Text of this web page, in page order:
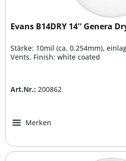
Evans B14DRY 14'' Genera
Stärke: 10mil (ca. 0.254mm),
Vents, Finish: white coated
Art.Nr.: 200862
Merken